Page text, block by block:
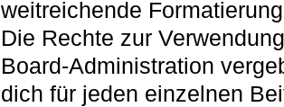
weitreichende
Die Rechte zur
Board-Administration
dich für jeden einzelnen